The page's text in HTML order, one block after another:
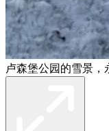
卢森堡公园的雪景，